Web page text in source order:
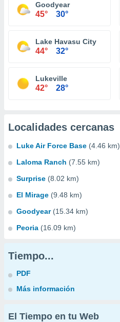
Goodyear
45° 30°
Lake Havasu City
44° 32°
Lukeville
42° 28°
Localidades cercanas
Luke Air Force Base (4.46 km)
Laloma Ranch (7.55 km)
Surprise (8.02 km)
El Mirage (9.48 km)
Goodyear (15.34 km)
Peoria (16.09 km)
Tiempo...
PDF
Más información
El Tiempo en tu Web